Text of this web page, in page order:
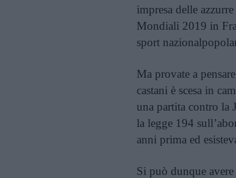
impresa delle
Mondiali 2019 in
sport
Ma provate a
castani è scesa in
una partita contro la
la legge 194
anni prima ed
Si può dunque